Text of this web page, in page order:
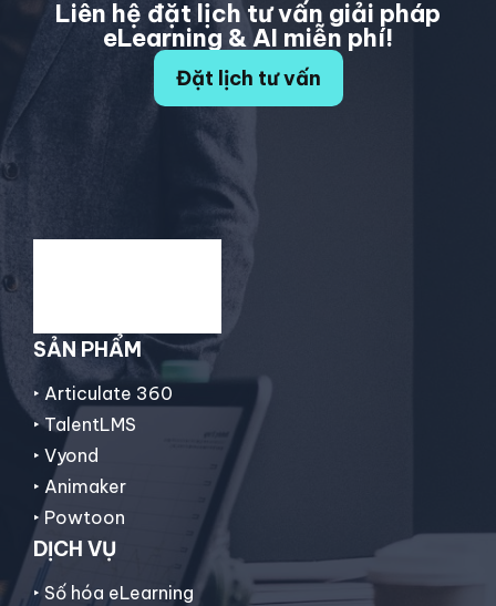
Liên hệ đặt lịch tư vấn giải pháp
eLearning & AI miễn phí!
Đặt lịch tư vấn
SẢN PHẨM
‣ Articulate 360
‣ TalentLMS
‣ Vyond
‣ Animaker
‣ Powtoon
DỊCH VỤ
‣ Số hóa eLearning